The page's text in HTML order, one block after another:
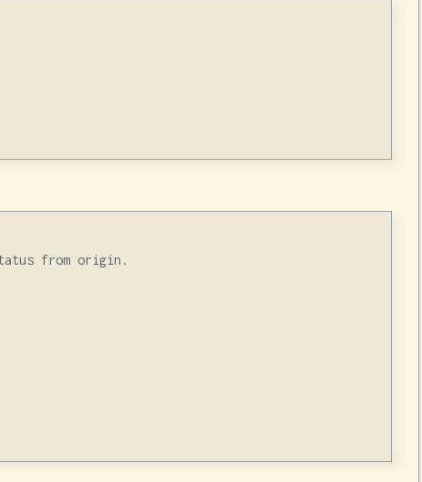
from origin.